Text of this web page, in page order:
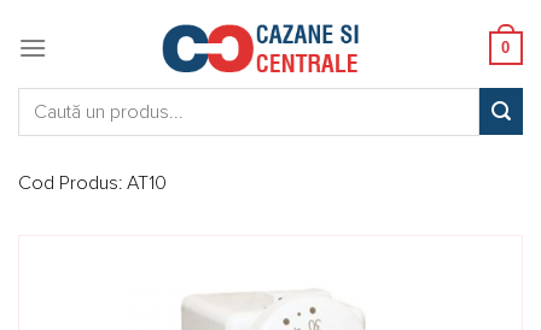
0
Cod Produs: AT10